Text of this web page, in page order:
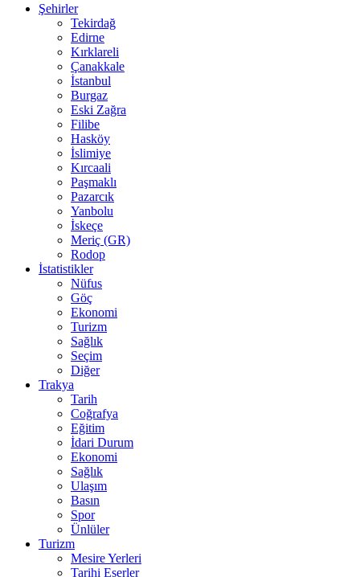
Şehirler
Tekirdağ
Edirne
Kırklareli
Çanakkale
İstanbul
Burgaz
Eski Zağra
Filibe
Hasköy
İslimiye
Kırcaali
Paşmaklı
Pazarcık
Yanbolu
İskeçe
Meriç (GR)
Rodop
İstatistikler
Nüfus
Göç
Ekonomi
Turizm
Sağlık
Seçim
Diğer
Trakya
Tarih
Coğrafya
Eğitim
İdari Durum
Ekonomi
Sağlık
Ulaşım
Basın
Spor
Ünlüler
Turizm
Mesire Yerleri
Tarihi Eserler